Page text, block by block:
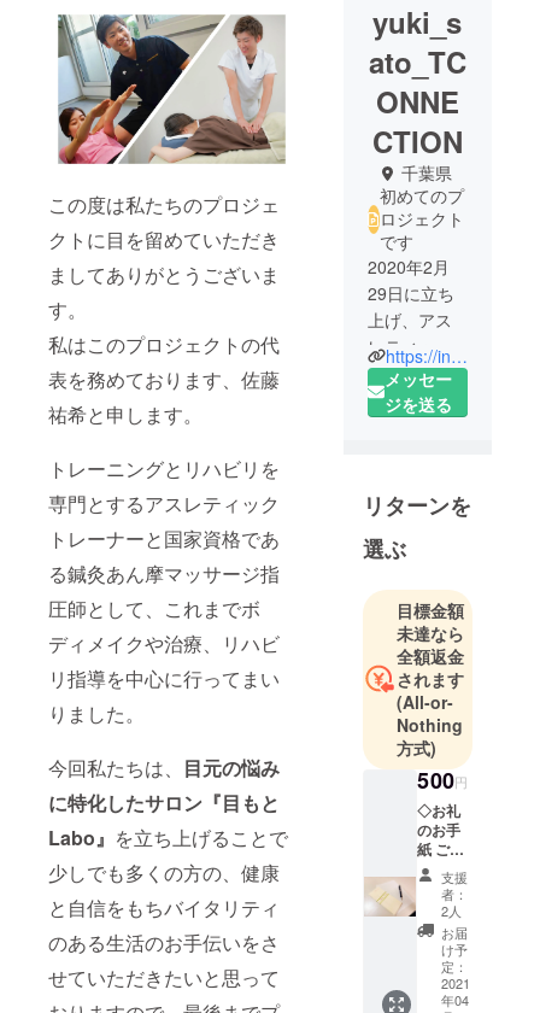
この度は私たちのプロジェ
クトに目を留めていただき
ましてありがとうございま
す。
私はこのプロジェクトの代
表を務めております、佐藤
祐希と申します。
トレーニングとリハビリを
専門とするアスレティック
トレーナーと国家資格であ
る鍼灸あん摩マッサージ指
圧師として、これまでボ
ディメイクや治療、リハビ
リ指導を中心に行ってまい
りました。
今回私たちは、 目元の悩み
に特化したサロン『目もと
Labo』 を立ち上げることで
少しでも多くの方の、健康
と自信をもちバイタリティ
のある生活のお手伝いをさ
せていただきたいと思って
yuki_s
ato_TC
ONNE
CTION
千葉県
初めてのプ
ロジェクト
です
2020年2月
29日に立ち
上げ、アス
レティック
トレー
ナー、鍼灸
パーソナル
トレーニン
グ、マッ
サージを提
供しており
ます。
現在スタッ
フ2名で表参
道にて、目
もとに特化
したサロン
「目もと
Labo」を事
業展開準備
中。健康、
自信、バイ
タリティを
合言葉に活
https://instagram.com/memoto_labo?igshid=1j4smp7ernk8o
メッセー
ジを送る
リターンを
選ぶ
目標金額
未達なら
全額返金
されます
(All-or-
Nothing
方式)
500円
◇お礼
のお手
紙 ご支
援いた
だいた
方に直
筆の手
紙を書
かせて
いただ
きま
支援
者：
2人
お届
け予
定：
2021
年04